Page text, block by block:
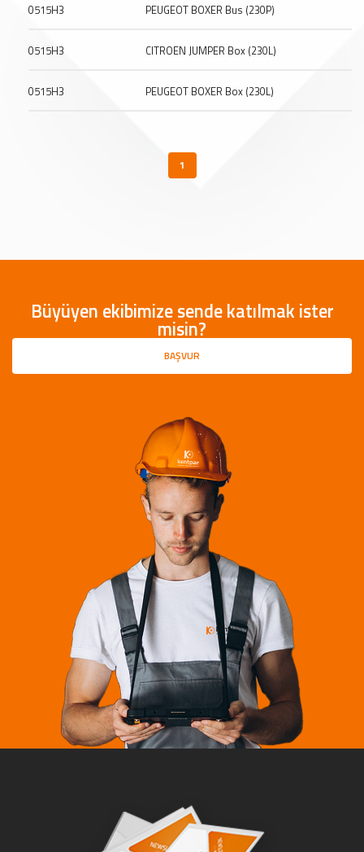
0515H3 PEUGEOT BOXER Bus (230P)
0515H3 CITROEN JUMPER Box (230L)
0515H3 PEUGEOT BOXER Box (230L)
1
Büyüyen ekibimize sende katılmak ister
misin?
BAŞVUR